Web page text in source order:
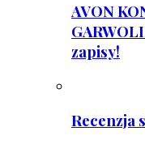
AVON
zapisy!
Recenzja